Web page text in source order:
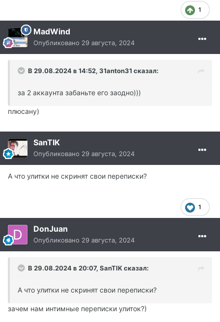
1
MadWind
Опубликовано 29 августа, 2024
В 29.08.2024 в 14:52, 31anton31 сказал:
за 2 аккаунта забаньте его заодно)))
плюсану)
SanTIK
Опубликовано 29 августа, 2024
А что улитки не скринят свои переписки?
1
DonJuan
Опубликовано 29 августа, 2024
В 29.08.2024 в 20:07, SanTIKсказал:
А что улитки не скринят свои переписки?
зачем нам интимные переписки улиток?)